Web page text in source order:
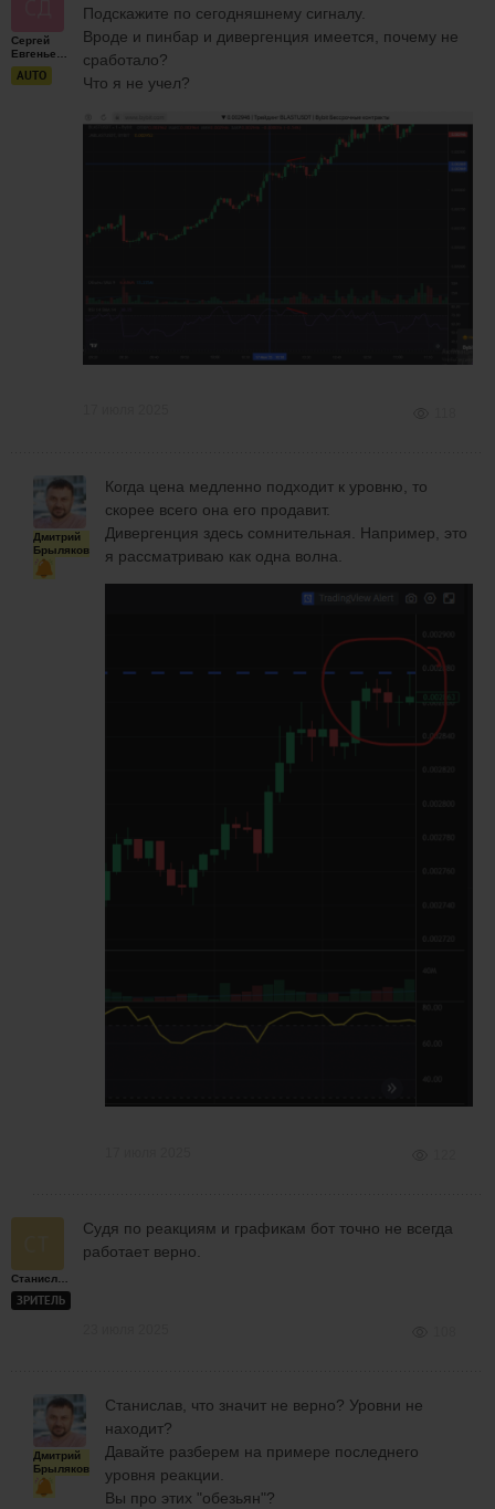
Сергей
AUTO
Подскажите по сегодняшнему сигналу.
Вроде и пинбар и дивергенция имеется, почему не
сработало?
Что я не учел?
Дмитрий
Брыляков
Когда цена медленно подходит к уровню, то
скорее всего она его продавит.
Дивергенция здесь сомнительная. Например, это
я рассматриваю как одна волна.
Станислав
ЗРИТЕЛЬ
Судя по реакциям и графикам бот точно не всегда
работает верно.
Дмитрий
Брыляков
Станислав, что значит не верно? Уровни не
находит?
Давайте разберем на примере последнего
уровня реакции.
Вы про этих "обезьян"?